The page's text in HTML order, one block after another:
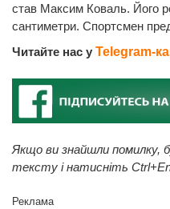
став Максим Коваль. Його
сантиметри. Спортсмен
Читайте нас у Telegram-
Якщо ви знайшли помилку,
тексту і натисніть
Реклама